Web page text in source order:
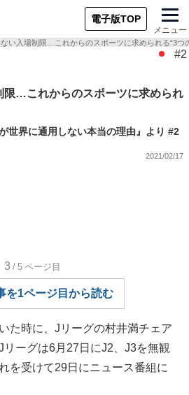
電子版TOP
メニュー
い入場制限…これからのスポーツに求められる“3つ
#2
限…これからのスポーツに求められ
世界に通用しない本当の理由』より #2
2021/02/17
3 /5 ページ目
を1ページ目から読む
た時に、Jリーグの村井満チェア
ーグは6月27日にJ2、J3を無観
を受けて29日にニュース番組に